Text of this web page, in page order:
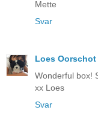
Mette
Svar
Loes Oorschot
Wonderful box!
xx Loes
Svar